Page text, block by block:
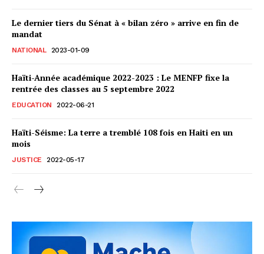
Le dernier tiers du Sénat à « bilan zéro » arrive en fin de
mandat
NATIONAL 2023-01-09
Haïti-Année académique 2022-2023 : Le MENFP fixe la
rentrée des classes au 5 septembre 2022
EDUCATION 2022-06-21
Haïti-Séisme: La terre a tremblé 108 fois en Haiti en un
mois
JUSTICE 2022-05-17